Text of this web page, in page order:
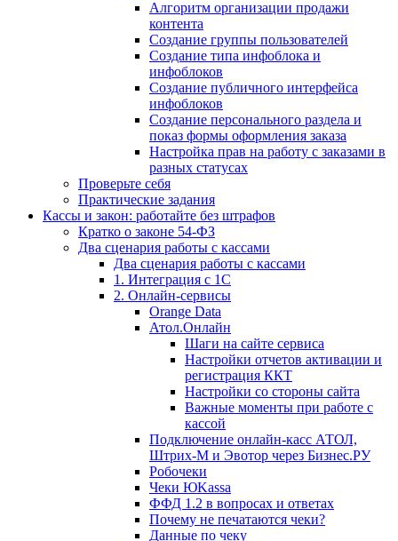
Алгоритм организации продажи
контента
Создание группы пользователей
Создание типа инфоблока и
инфоблоков
Создание публичного интерфейса
инфоблоков
Создание персонального раздела и
показ формы оформления заказа
Настройка прав на работу с заказами в
разных статусах
Проверьте себя
Практические задания
Кассы и закон: работайте без штрафов
Кратко о законе 54-ФЗ
Два сценария работы с кассами
Два сценария работы с кассами
1. Интеграция с 1С
2. Онлайн-сервисы
Orange Data
Атол.Онлайн
Шаги на сайте сервиса
Настройки отчетов активации и
регистрация ККТ
Настройки со стороны сайта
Важные моменты при работе с
кассой
Подключение онлайн-касс АТОЛ,
Штрих-М и Эвотор через Бизнес.РУ
Робочеки
Чеки ЮKassa
ФФД 1.2 в вопросах и ответах
Почему не печатаются чеки?
Данные по чеку